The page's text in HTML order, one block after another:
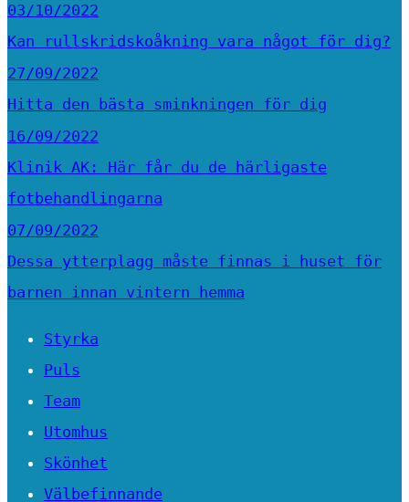
03/10/2022
Kan rullskridskoåkning vara något för dig?
27/09/2022
Hitta den bästa sminkningen för dig
16/09/2022
Klinik AK: Här får du de härligaste
fotbehandlingarna
07/09/2022
Dessa ytterplagg måste finnas i huset för
barnen innan vintern hemma
Styrka
Puls
Team
Utomhus
Skönhet
Välbefinnande